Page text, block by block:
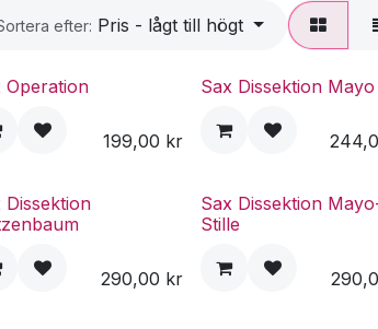
efter: Pris - lågt till högt
Operation
199,00 kr
Sax Dissektion Mayo
Dissektion
290,00 kr
Sax Dissektion
Stille